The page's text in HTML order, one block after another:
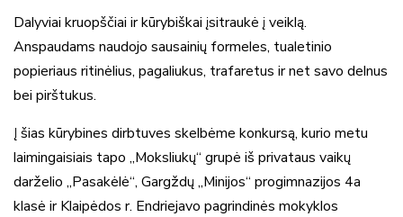
Dalyviai kruopščiai ir kūrybiškai įsitraukė į veiklą.
Anspaudams naudojo sausainių formeles, tualetinio
popieriaus ritinėlius, pagaliukus, trafaretus ir net savo delnus
bei pirštukus.
Į šias kūrybines dirbtuves skelbėme konkursą, kurio metu
laimingaisiais tapo „Moksliukų“ grupė iš privataus vaikų
darželio „Pasakėlė“, Gargždų „Minijos“ progimnazijos 4a
klasė ir Klaipėdos r. Endriejavo pagrindinės mokyklos